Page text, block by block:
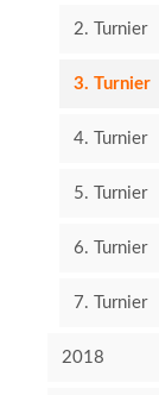
2. Turnier
3. Turnier
4. Turnier
5. Turnier
6. Turnier
7. Turnier
2018